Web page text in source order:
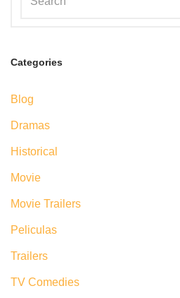
Categories
Blog
Dramas
Historical
Movie
Movie Trailers
Peliculas
Trailers
TV Comedies